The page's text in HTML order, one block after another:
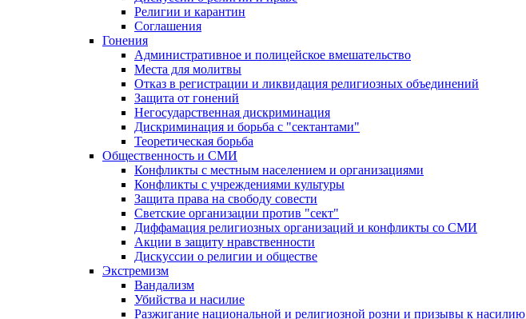
Религии и карантин
Соглашения
Гонения
Административное и полицейское вмешательство
Места для молитвы
Отказ в регистрации и ликвидация религиозных объединений
Защита от гонений
Негосударственная дискриминация
Дискриминация и борьба с "сектантами"
Теоретическая борьба
Общественность и СМИ
Конфликты с местным населением и организациями
Конфликты с учреждениями культуры
Защита права на свободу совести
Светские организации против "сект"
Диффамация религиозных организаций и конфликты со СМИ
Акции в защиту нравственности
Дискуссии о религии и обществе
Экстремизм
Вандализм
Убийства и насилие
Разжигание национальной и религиозной розни и призывы к насилию